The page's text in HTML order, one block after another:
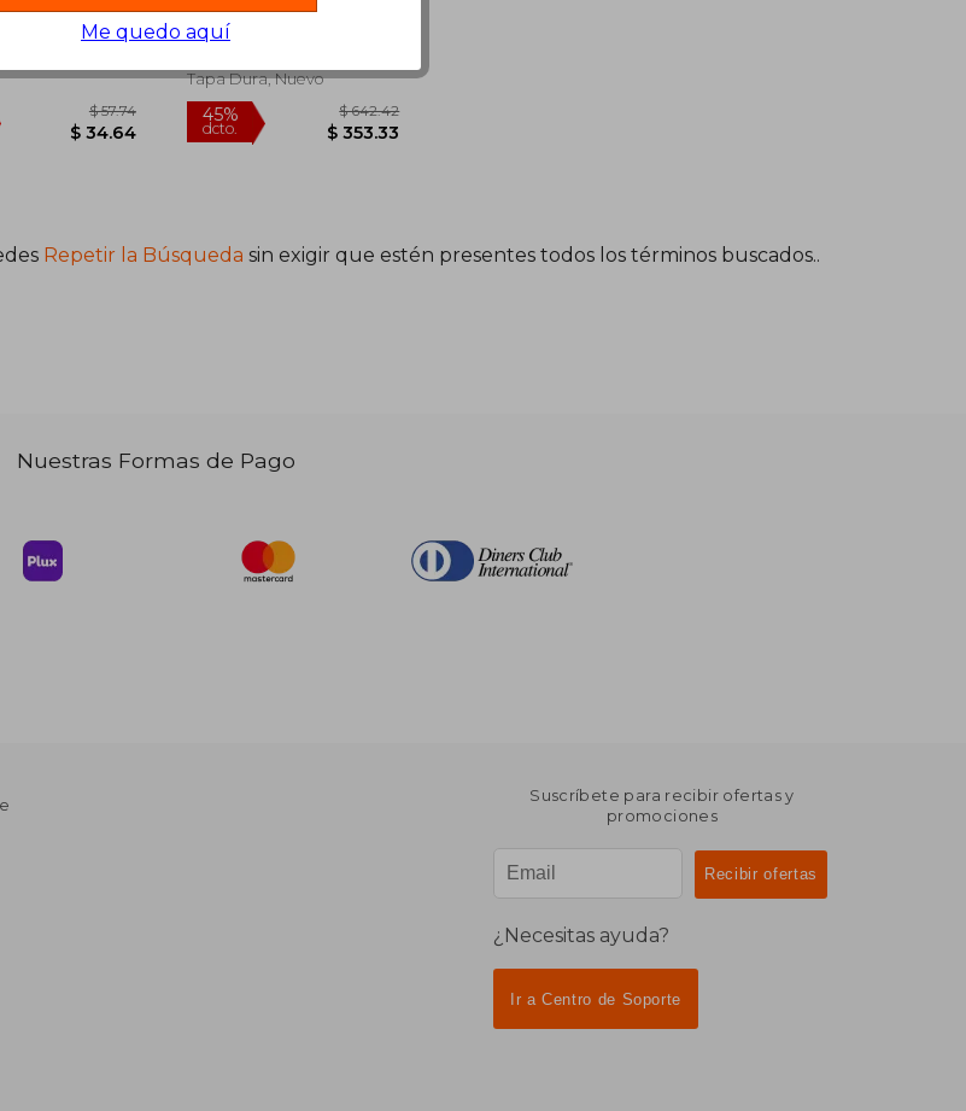
A. ; Halper, E.
Inglés)
Lury, Celia ; Fensham,
Rachel ; Heller-Nicholas,
Tapa Dura, Nuevo
Repetir la Búsqueda sin exigir que estén presentes todos los términos buscados..
Nuestras Formas de Pago
Suscríbete para recibir ofertas y
promociones
¿Necesitas ayuda?
Ir a Centro de Soporte
Me quedo aquí